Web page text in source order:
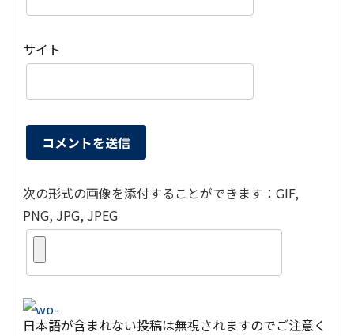
サイト
次の形式の画像を添付することができます：GIF,
PNG, JPG, JPEG
日本語が含まれない投稿は無視されますのでご注意く